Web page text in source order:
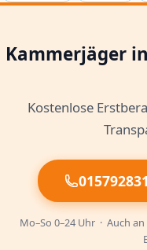
Kammerjäger über
Kammerjäger
Kostenlose
Mo–So 0–24 Uhr · Auch